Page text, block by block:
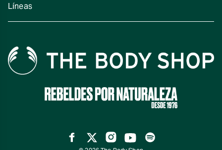
Líneas
Facebook
TwitterInstagram
YouTube